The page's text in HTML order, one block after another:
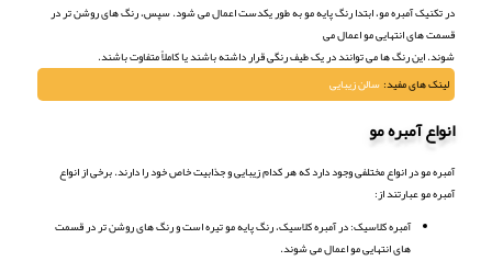
در تکنیک آمبره مو، ابتدا رنگ پایه مو به طور یکدست اعمال می شود. سپس، رنگ های روشن تر در
قسمت های انتهایی مو اعمال می
شوند. این رنگ ها می توانند در یک طیف رنگی قرار داشته باشند یا کاملاً متفاوت باشند.
لینک های مفید: سالن زیبایی
انواع آمبره مو
آمبره مو در انواع مختلفی وجود دارد که هر کدام زیبایی و جذابیت خاص خود را دارند. برخی از انواع
آمبره مو عبارتند از:
آمبره کلاسیک: در آمبره کلاسیک، رنگ پایه مو تیره است و رنگ های روشن تر در قسمت
های انتهایی مو اعمال می شوند.